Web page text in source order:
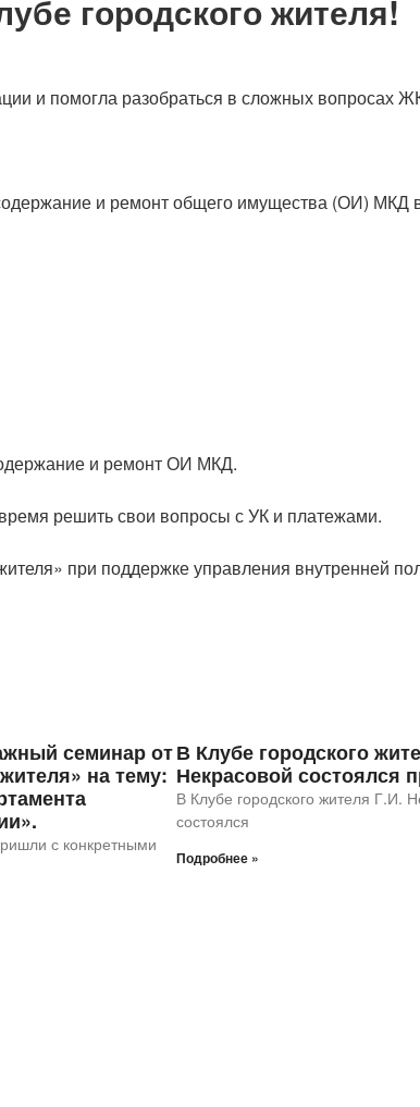
городского жителя!
и помогла разобраться в сложных вопросах
и ремонт общего имущества (ОИ) МКД
и ремонт ОИ МКД.
решить свои вопросы с УК и платежами.
при поддержке управления внутренней
семинар от
на тему:
с конкретными
В Клубе городского
Некрасовой состоялся
В Клубе городского жителя Г.И.
состоялся
Подробнее »